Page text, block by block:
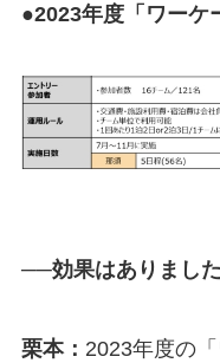
●2023年度「ワーケ
──効果はありまし
栗本： 2023年度の